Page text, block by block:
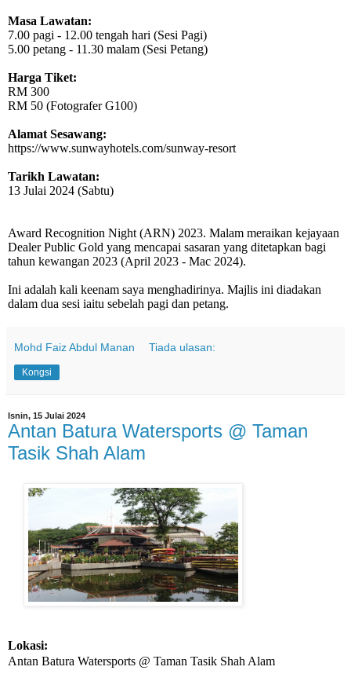
Masa Lawatan:
7.00 pagi - 12.00 tengah hari (Sesi Pagi)
5.00 petang - 11.30 malam (Sesi Petang)
Harga Tiket:
RM 300
RM 50 (Fotografer G100)
Alamat Sesawang:
https://www.sunwayhotels.com/sunway-resort
Tarikh Lawatan:
13 Julai 2024 (Sabtu)
Award Recognition Night (ARN) 2023. Malam meraikan kejayaan
Dealer Public Gold yang mencapai sasaran yang ditetapkan bagi
tahun kewangan 2023 (April 2023 - Mac 2024).
Ini adalah kali keenam saya menghadirinya. Majlis ini diadakan
dalam dua sesi iaitu sebelah pagi dan petang.
Mohd Faiz Abdul Manan Tiada ulasan:
Kongsi
Isnin, 15 Julai 2024
Antan Batura Watersports @ Taman
Tasik Shah Alam
Lokasi:
Antan Batura Watersports @ Taman Tasik Shah Alam